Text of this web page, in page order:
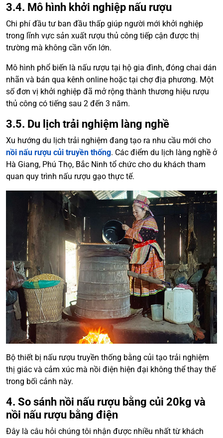
3.4. Mô hình khởi nghiệp nấu rượu
Chi phí đầu tư ban đầu thấp giúp người mới khởi nghiệp
trong lĩnh vực sản xuất rượu thủ công tiếp cận được thị
trường mà không cần vốn lớn.
Mô hình phổ biến là nấu rượu tại hộ gia đình, đóng chai dán
nhãn và bán qua kênh online hoặc tại chợ địa phương. Một
số đơn vị khởi nghiệp đã mở rộng thành thương hiệu rượu
thủ công có tiếng sau 2 đến 3 năm.
3.5. Du lịch trải nghiệm làng nghề
Xu hướng du lịch trải nghiệm đang tạo ra nhu cầu mới cho
nồi nấu rượu củi truyền thống. Các điểm du lịch làng nghề ở
Hà Giang, Phú Thọ, Bắc Ninh tổ chức cho du khách tham
quan quy trình nấu rượu gạo thực tế.
Bộ thiết bị nấu rượu truyền thống bằng củi tạo trải nghiệm
thị giác và cảm xúc mà nồi điện hiện đại không thể thay thế
trong bối cảnh này.
4. So sánh nồi nấu rượu bằng củi 20kg và
nồi nấu rượu bằng điện
Đây là câu hỏi chúng tôi nhận được nhiều nhất từ khách